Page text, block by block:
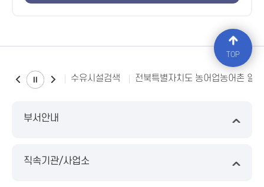
수유시설검색 전북특별자치도 농어업농어촌 일
부서안내
직속기관/사업소
TOP